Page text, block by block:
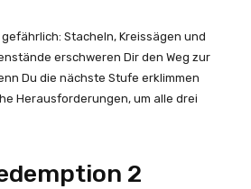
Stacheln, Kreissägen und
erschweren Dir den Weg zur
Du die nächste Stufe erklimmen
Herausforderungen, um alle drei
2